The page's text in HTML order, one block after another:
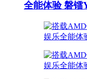
全能体验 磐镭